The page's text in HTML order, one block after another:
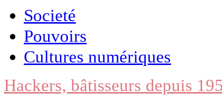
Societé
Pouvoirs
Cultures numériques
Hackers, bâtisseurs depuis